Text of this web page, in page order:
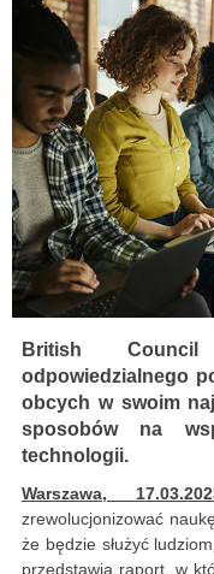
British
odpowiedzialnego
obcych w swoim
sposobów na
technologii.
Warszawa,
zrewolucjonizować
że będzie służyć
przedstawia raport, w